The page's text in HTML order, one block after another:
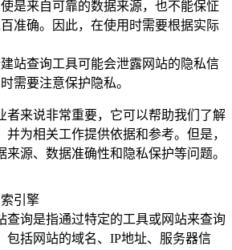
使是来自可靠的数据来源，也不能保怔
准确。因此，在使用时需要根据实际
站查询工具可能会泄露网站的隐私信
需要注意保护隐私。
者来说非常重要，它可以帮助我们了解
为相关工作提供依据和参考。但是，
源、数据准确性和隐私保护等问题。
引擎
查询是指通过特定的工具或网站来查询
包括网站的域名、IP地址、服务器信